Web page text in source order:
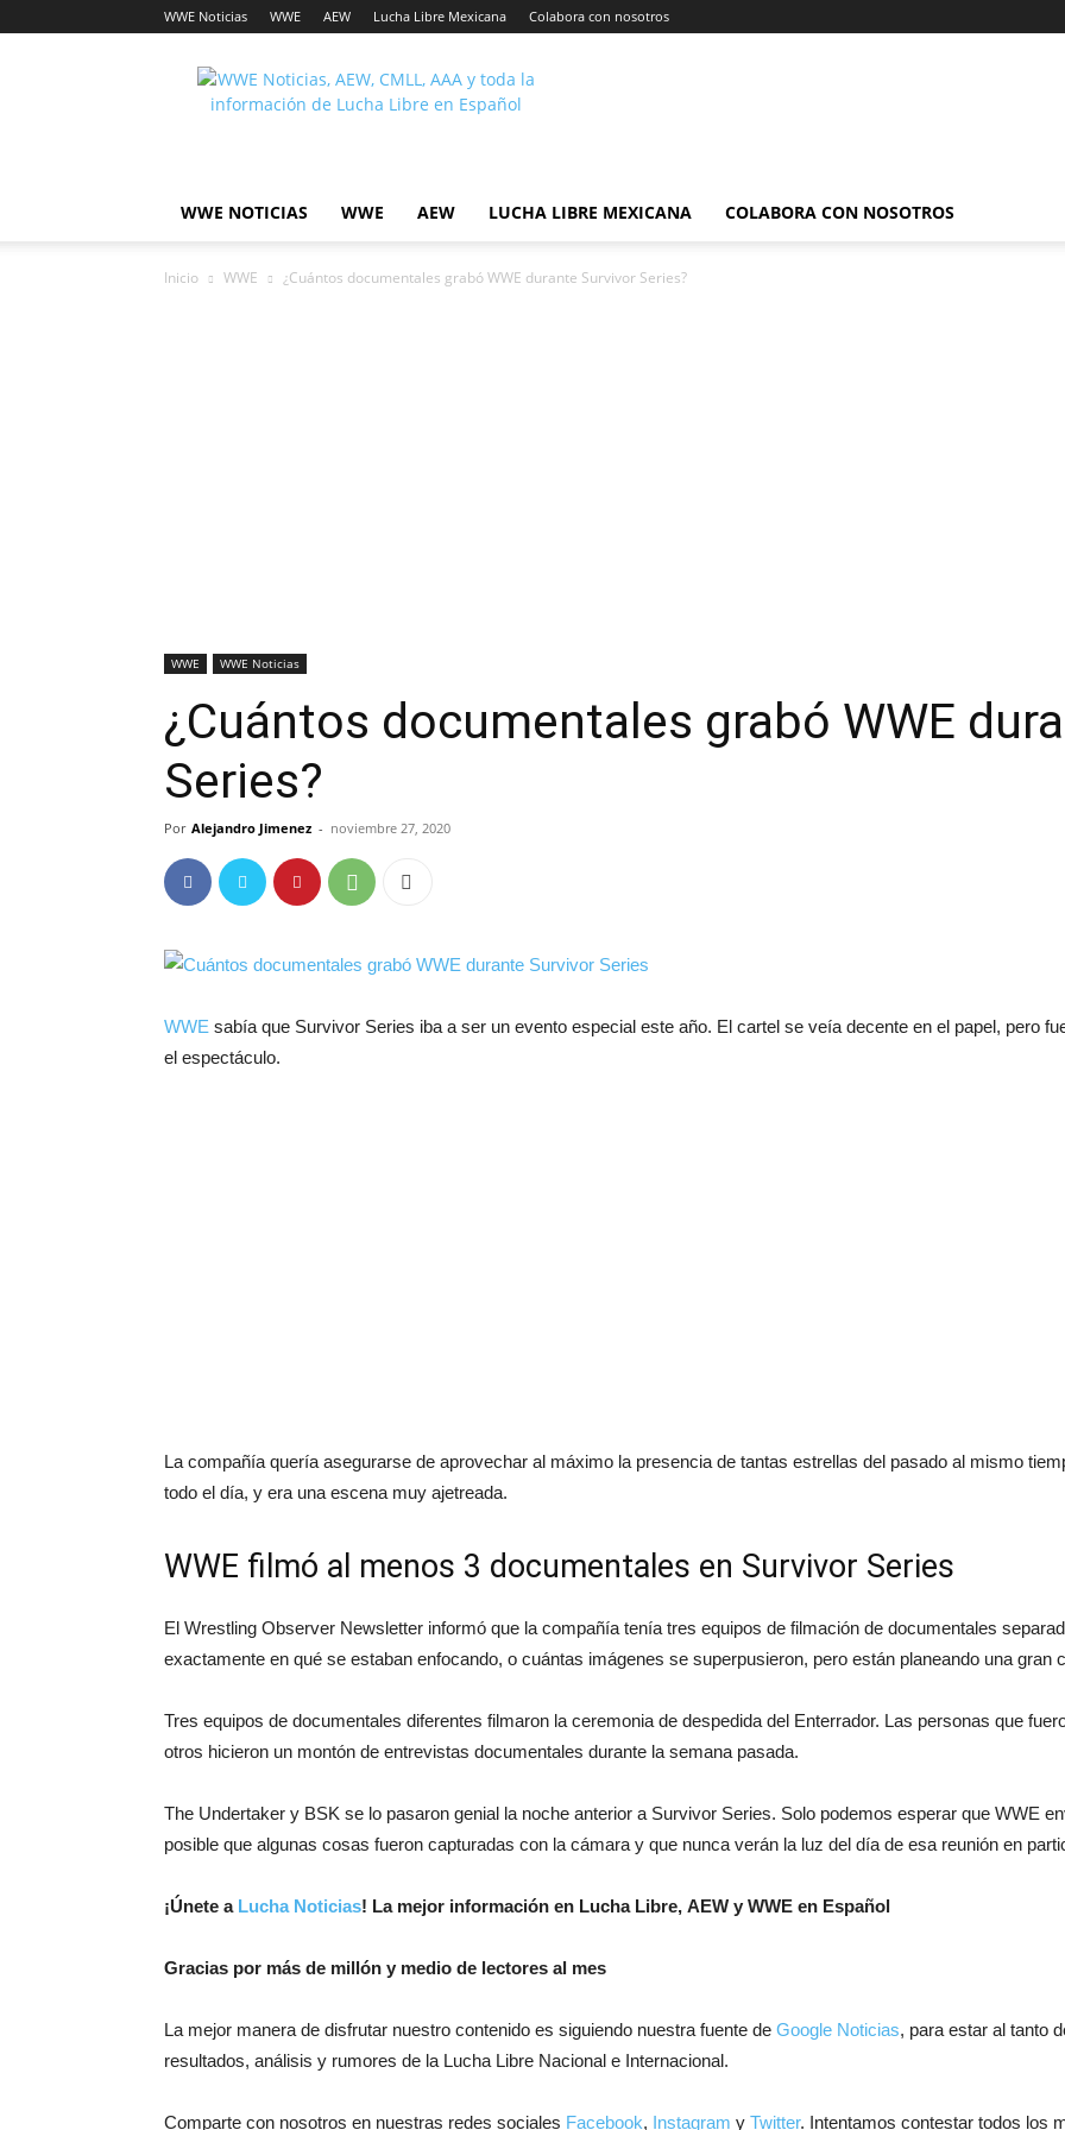
WWE Noticias WWE AEW Lucha Libre Mexicana Colabora con nosotros
Lucha
Noticias
WWE NOTICIAS WWE AEW LUCHA LIBRE MEXICANA COLABORA CON NOSOTROS
Inicio WWE ¿Cuántos documentales grabó WWE durante Survivor Series?
WWE WWE Noticias
¿Cuántos documentales grabó WWE
Series?
Por Alejandro Jimenez - noviembre 27, 2020
WWE sabía que Survivor Series iba a ser un evento especial este año. El cartel se veía decente en el papel, pero
el espectáculo.
La compañía quería asegurarse de aprovechar al máximo la presencia de tantas estrellas del pasado al mismo
todo el día, y era una escena muy ajetreada.
WWE filmó al menos 3 documentales en Survivor Series
El Wrestling Observer Newsletter informó que la compañía tenía tres equipos de filmación de documentales
exactamente en qué se estaban enfocando, o cuántas imágenes se superpusieron, pero están planeando una gran
Tres equipos de documentales diferentes filmaron la ceremonia de despedida del Enterrador. Las personas que
otros hicieron un montón de entrevistas documentales durante la semana pasada.
The Undertaker y BSK se lo pasaron genial la noche anterior a Survivor Series. Solo podemos esperar que WWE
posible que algunas cosas fueron capturadas con la cámara y que nunca verán la luz del día de esa reunión en
¡Únete a Lucha Noticias! La mejor información en Lucha Libre, AEW y WWE en Español
Gracias por más de millón y medio de lectores al mes
La mejor manera de disfrutar nuestro contenido es siguiendo nuestra fuente de Google Noticias, para estar al tanto
resultados, análisis y rumores de la Lucha Libre Nacional e Internacional.
Comparte con nosotros en nuestras redes sociales Facebook, Instagram y Twitter. Intentamos contestar todos los